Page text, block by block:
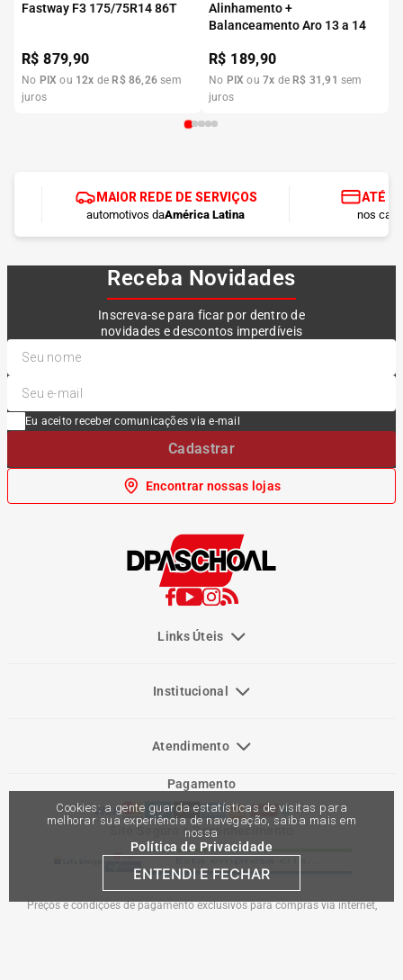
Cookies: a gente guarda estatísticas de visitas para
melhorar sua experiência de navegação, saiba mais em
nossa
Política de Privacidade
ENTENDI E FECHAR
Fastway F3 175/75R14 86T
R$879,90
No PIX ou 12x de R$ 86,26 sem
juros
Alinhamento +
Balanceamento Aro 13 a 14
R$ 189,90
No PIX ou7x de R$ 31 ,91 sem
juros
MAIOR REDE DE SERVIÇOS
automotivos daAmérica Latina
ATÉ
nos
Receba Novidades
Inscreva-se para ficar por dentro de
novidades e descontos imperdíveis
Eu aceito receber comunicações via e-mail
Cadastrar
Encontrar nossas lojas
Links Úteis
Institucional
Atendimento
Pagamento
Site Seguro e Reconhecimento
Preços e condições de pagamento exclusivos para compras via internet,